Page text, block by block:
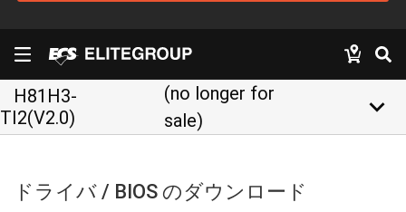
H81H3-
TI2(V2.0)
(no longer for
sale)
keyboard_arrow_down
ドライバ / BIOS のダウンロード